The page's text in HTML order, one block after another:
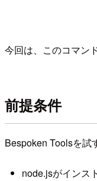
今回は、このコマン
前提条件
Bespoken Toolsを試
node.jsがインス